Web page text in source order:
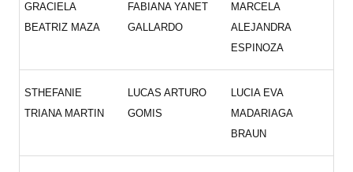
GRACIELA
BEATRIZ MAZA
FABIANA YANET
GALLARDO
MARCELA
ALEJANDRA
ESPINOZA
STHEFANIE
TRIANA MARTIN
LUCAS ARTURO
GOMIS
LUCIA EVA
MADARIAGA
BRAUN